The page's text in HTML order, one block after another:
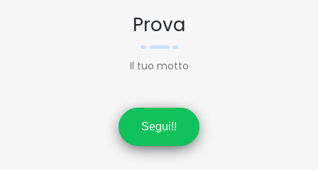
Prova
Il tuo motto
Segui!!